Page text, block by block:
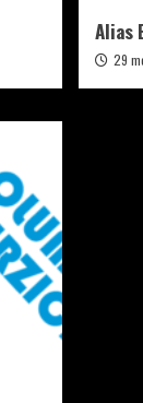
Alias
29